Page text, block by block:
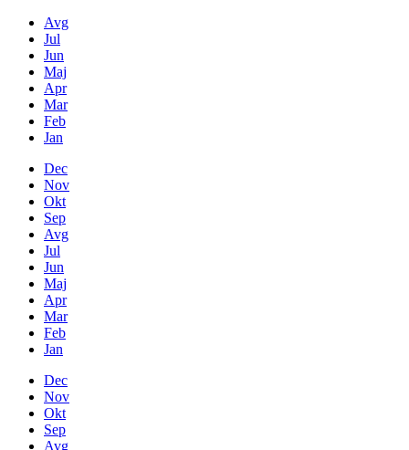
Avg
Jul
Jun
Maj
Apr
Mar
Feb
Jan
Dec
Nov
Okt
Sep
Avg
Jul
Jun
Maj
Apr
Mar
Feb
Jan
Dec
Nov
Okt
Sep
Avg